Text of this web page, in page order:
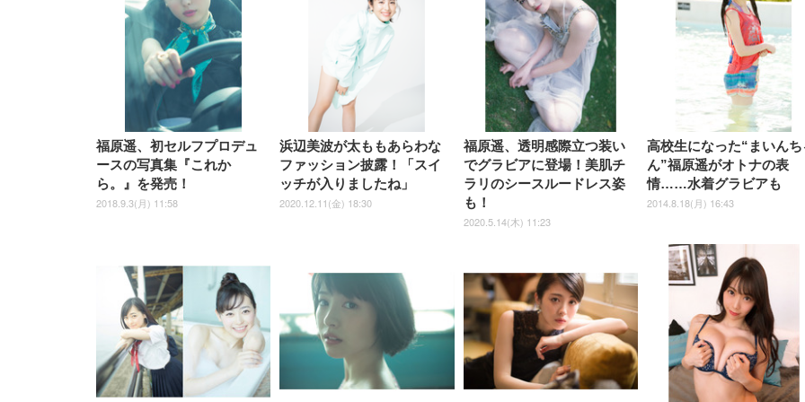
ト 約105度ロッキング pc 事務
椅子 360度回転 座面昇降 強化
ナイロン樹脂ベース 通気性メ
ッシュ 在宅ワーク H-
WY01(黒網+黒枠+黒足)
￥5,699
度ロッキング機能 人間工学 椅
子 腰サポート 90度跳ね上げ
式アームレスト 3Dヘッドレス
ト ハンガー付き 高反発クッシ
ョン PCチェア 通気性メッシ
ュ ゲーミング/勉強/事務用 お
しゃれ パソコンチェア (ブラ
ロッキング機能 人間工学 椅子
腰サポート 90度跳ね上げ式ア
ームレスト 3Dヘッドレスト
ハンガー付き 高反発クッショ
ン PCチェア 通気性メッシュ
ゲーミング/勉強/事務用 おし
ゃれ パソコンチェア (ホワイ
ト)
￥7,680
ス圧無段階昇降 360度
転 キャスター付き コ
クト 幅52×奥行58.5×高
84～96cm テレワーク
宅勤務 ブラック
￥4,139
￥105,595
ト
￥109,572 ￥49,979
沢 HDMI/DisplayPort/VGA
スピーカー内蔵 高さ調整 ス
イベル VESA対応
ComfortView ビジネス向け
￥15,800
1ms FHD 量子ドット 残像低減
年保証 | 輝点保証 | 日本メーカ
￥34,980
￥3,373
￥1,800
ペットシーツ 超厚型 お徳用
ワイド 100枚入 (x 1) (ケース
販売)
￥3,670
【Amazon.co.jp限定】
￥3,731
福原遥、初セルフプロデュ
ースの写真集『これか
ら。』を発売！
2018.9.3(月) 11:58
浜辺美波が太ももあらわな
ファッション披露！「スイ
ッチが入りましたね」
2020.12.11(金) 18:30
福原遥、透明感際立つ装い
でグラビアに登場！美肌チ
ラリのシースルードレス姿
も！
2020.5.14(木) 11:23
高校生になった“まいんち
ん”福原遥がオトナの表
情……水着グラビアも
2014.8.18(月) 16:43